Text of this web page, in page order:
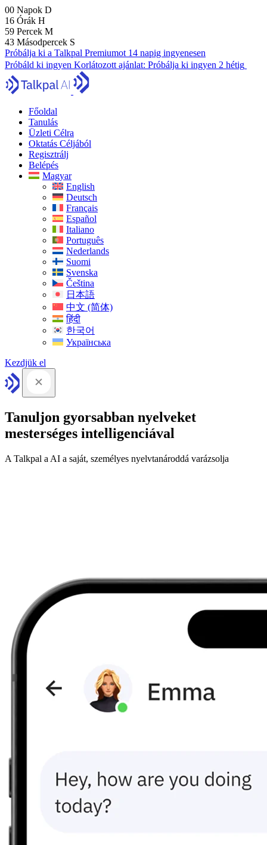
00 Napok D
16 Órák H
59 Percek M
42 Másodpercek S
Próbálja ki a Talkpal Premiumot 14 napig ingyenesen
Próbáld ki ingyen Korlátozott ajánlat: Próbálja ki ingyen 2 hétig
Főoldal
Tanulás
Üzleti Célra
Oktatás Céljából
Regisztrálj
Belépés
Magyar
English
Deutsch
Français
Español
Italiano
Português
Nederlands
Suomi
Svenska
Čeština
日本語
中文 (简体)
हिंदी
한국어
Українська
Kezdjük el
Tanuljon gyorsabban nyelveket
mesterséges intelligenciával
A Talkpal a AI a saját, személyes nyelvtanároddá varázsolja